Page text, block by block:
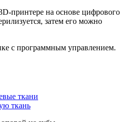
принтере на основе цифрового
затем его можно
с программным управлением.
ткани
ткань